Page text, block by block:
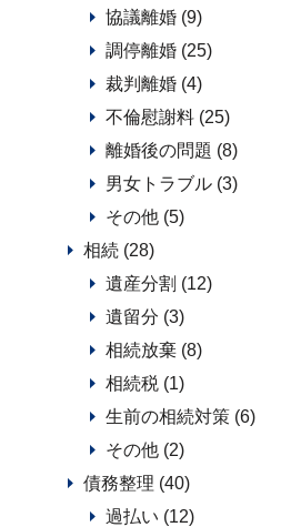
協議離婚 (9)
調停離婚 (25)
裁判離婚 (4)
不倫慰謝料 (25)
離婚後の問題 (8)
男女トラブル (3)
その他 (5)
相続 (28)
遺産分割 (12)
遺留分 (3)
相続放棄 (8)
相続税 (1)
生前の相続対策 (6)
その他 (2)
債務整理 (40)
過払い (12)